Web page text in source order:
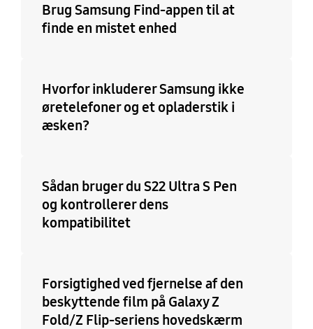
Brug Samsung Find-appen til at
finde en mistet enhed
Hvorfor inkluderer Samsung ikke
øretelefoner og et opladerstik i
æsken?
Sådan bruger du S22 Ultra S Pen
og kontrollerer dens
kompatibilitet
Forsigtighed ved fjernelse af den
beskyttende film på Galaxy Z
Fold/Z Flip-seriens hovedskærm